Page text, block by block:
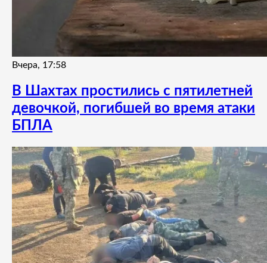
Вчера, 17:58
В Шахтах простились с пятилетней
девочкой, погибшей во время атаки
БПЛА